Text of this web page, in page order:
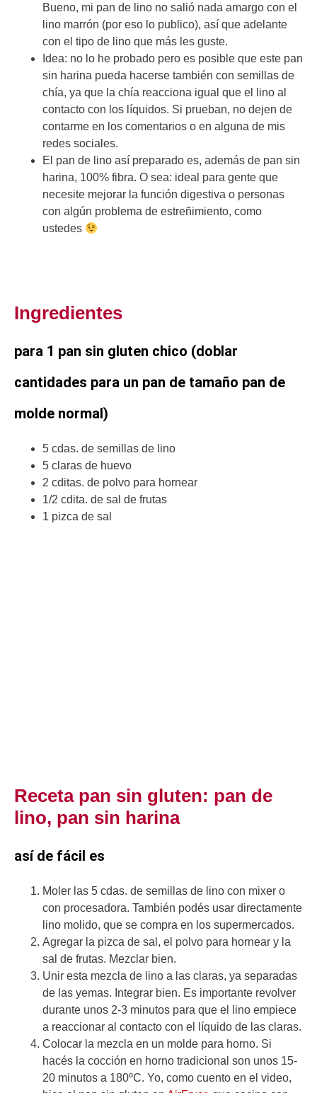
Bueno, mi pan de lino no salió nada amargo con el
lino marrón (por eso lo publico), así que adelante
con el tipo de lino que más les guste.
Idea: no lo he probado pero es posible que este pan
sin harina pueda hacerse también con semillas de
chía, ya que la chía reacciona igual que el lino al
contacto con los líquidos. Si prueban, no dejen de
contarme en los comentarios o en alguna de mis
redes sociales.
El pan de lino así preparado es, además de pan sin
harina, 100% fibra. O sea: ideal para gente que
necesite mejorar la función digestiva o personas
con algún problema de estreñimiento, como
ustedes
Ingredientes
para 1 pan sin gluten chico (doblar
cantidades para un pan de tamaño pan de
molde normal)
5 cdas. de semillas de lino
5 claras de huevo
2 cditas. de polvo para hornear
1/2 cdita. de sal de frutas
1 pizca de sal
Receta pan sin gluten: pan de
lino, pan sin harina
así de fácil es
Moler las 5 cdas. de semillas de lino con mixer o
con procesadora. También podés usar directamente
lino molido, que se compra en los supermercados.
Agregar la pizca de sal, el polvo para hornear y la
sal de frutas. Mezclar bien.
Unir esta mezcla de lino a las claras, ya separadas
de las yemas. Integrar bien. Es importante revolver
durante unos 2-3 minutos para que el lino empiece
a reaccionar al contacto con el líquido de las claras.
Colocar la mezcla en un molde para horno. Si
hacés la cocción en horno tradicional son unos 15-
20 minutos a 180ºC. Yo, como cuento en el video,